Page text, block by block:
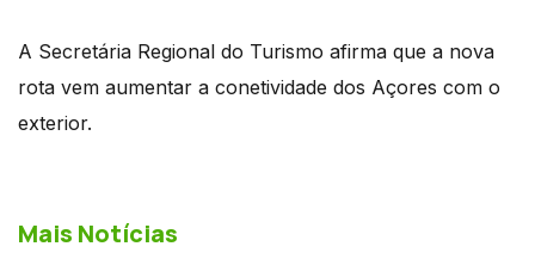
A Secretária Regional do Turismo afirma que a nova
rota vem aumentar a conetividade dos Açores com o
exterior.
Mais Notícias